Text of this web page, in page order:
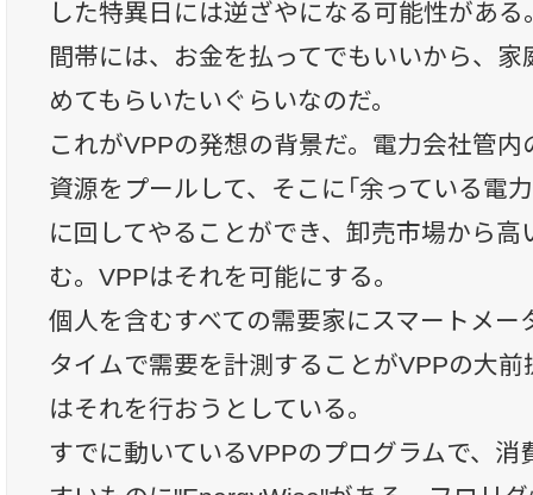
した特異日には逆ざやになる可能性があ
間帯には、お金を払ってでもいいから、
めてもらいたいぐらいなのだ。
これがVPPの発想の背景だ。電力会社管
資源をプールして、そこに「余っている電
に回してやることができ、卸売市場から高
む。VPPはそれを可能にする。
個人を含むすべての需要家にスマートメー
タイムで需要を計測することがVPPの大
はそれを行おうとしている。
すでに動いているVPPのプログラムで、